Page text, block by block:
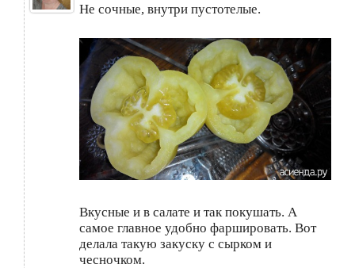
Не сочные, внутри пустотелые.
Вкусные и в салате и так покушать. А
самое главное удобно фаршировать. Вот
делала такую закуску с сырком и
чесночком.